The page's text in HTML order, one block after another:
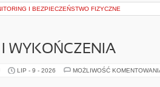
I BEZPIECZEŃSTWO FIZYCZNE
WYKOŃCZENIA
LIP - 9 - 2026 MOŻLIWOŚĆ